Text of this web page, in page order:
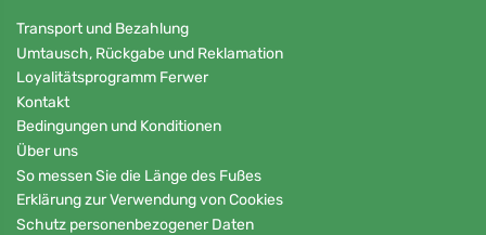
Transport und Bezahlung
Umtausch, Rückgabe und Reklamation
Loyalitätsprogramm Ferwer
Kontakt
Bedingungen und Konditionen
Über uns
So messen Sie die Länge des Fußes
Erklärung zur Verwendung von Cookies
Schutz personenbezogener Daten